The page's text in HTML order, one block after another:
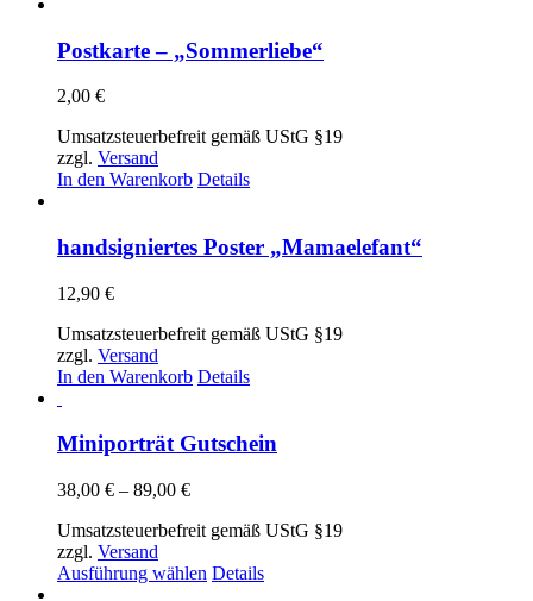
Postkarte – „Sommerliebe“
2,00 €
Umsatzsteuerbefreit gemäß UStG §19
zzgl. Versand
In den Warenkorb Details
handsigniertes Poster „Mamaelefant“
12,90 €
Umsatzsteuerbefreit gemäß UStG §19
zzgl. Versand
In den Warenkorb Details
Miniporträt Gutschein
38,00 € – 89,00 €Preisspanne:
bis
Umsatzsteuerbefreit gemäß UStG §19
zzgl. Versand
Ausführung wählen Dieses
Details